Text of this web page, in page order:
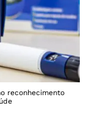
reconhecimento